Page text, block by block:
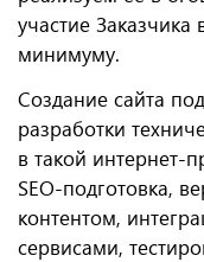
участие Заказчика
минимуму.
Создание сайта
разработки
в такой интернет-
SEO-подготовка,
контентом,
сервисами,